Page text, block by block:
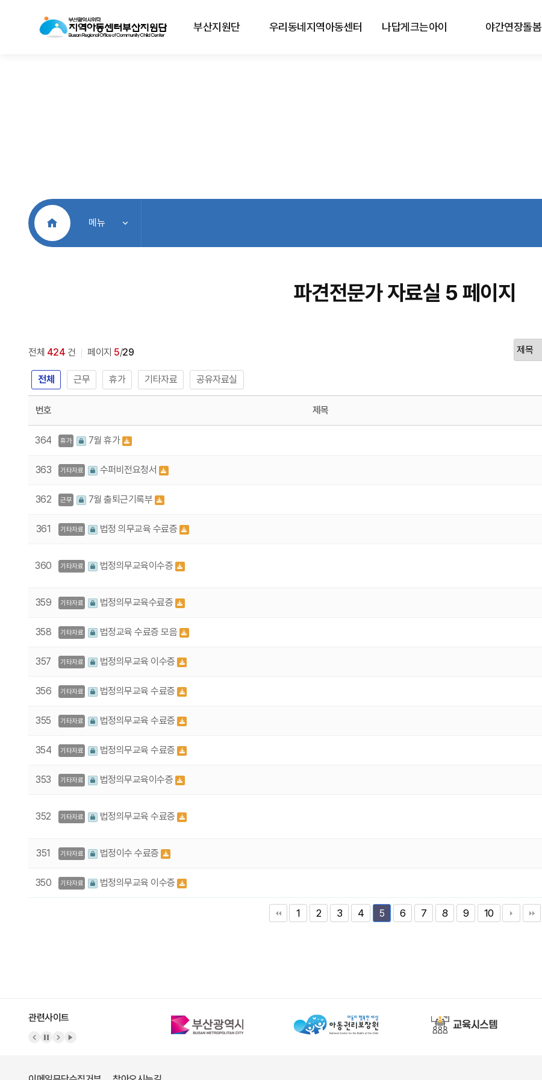
부산지원단 우리동네지역아동센터 나답게크는아이 야간연장돌봄
처음으로메뉴
파견전문가 자료실 5 페이지
전체 424 건 페이지 5/29
전체 근무 휴가 기타자료 공유자료실
번호 제목
364 휴가 7월 휴가
363 기타자료 수퍼비전요청서
362 근무 7월 출퇴근기록부
361 기타자료 법정 의무교육 수료증
360 기타자료 법정의무교육이수증
359 기타자료 법정의무교육수료증
358 기타자료 법정교육 수료증 모음
357 기타자료 법정의무교육 이수증
356 기타자료 법정의무교육 수료증
355 기타자료 법정의무교육 수료증
354 기타자료 법정의무교육 수료증
353 기타자료 법정의무교육이수증
352 기타자료 법정의무교육 수료증
351 기타자료 법정이수 수료증
350 기타자료 법정의무교육 이수증
1 2 3 4 5 6 7 8 9 10
관련사이트